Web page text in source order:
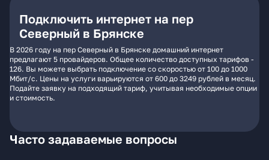
Подключить интернет на пер
Северный в Брянске
В 2026 году на пер Северный в Брянске домашний интернет
предлагают 5 провайдеров. Общее количество доступных тарифов -
126. Вы можете выбрать подключение со скоростью от 100 до 1000
Мбит/с. Цены на услуги варьируются от 600 до 3249 рублей в месяц.
Подайте заявку на подходящий тариф, учитывая необходимые опции
и стоимость.
Часто задаваемые вопросы